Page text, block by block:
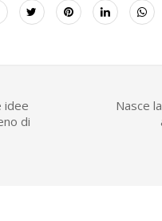
Nasce
idee
di